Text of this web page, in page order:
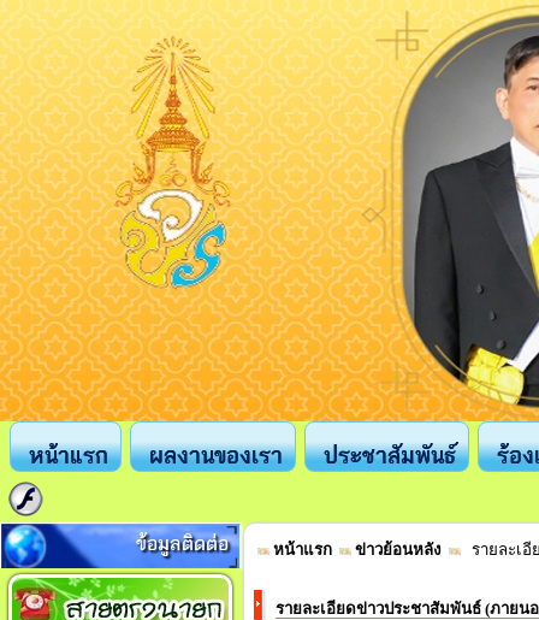
หน้าแรก ผลงานของเรา ประชาสัมพันธ์ ร้อ
ข้อมูลติดต่อ หน้าแรก ข่าวย้อนหลัง รายละเ
รายละเอียดข่าวประชาสัมพันธ์ (ภายน